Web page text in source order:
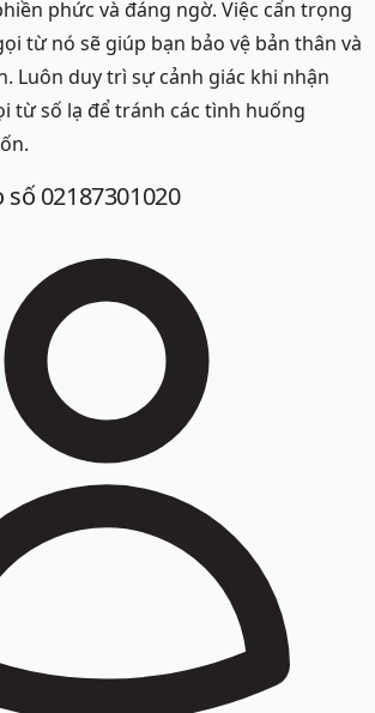
phức và đáng ngờ. Việc cẩn trọng
từ nó sẽ giúp bạn bảo vệ bản thân và
Luôn duy trì sự cảnh giác khi nhận
từ số lạ để tránh các tình huống
số 02187301020